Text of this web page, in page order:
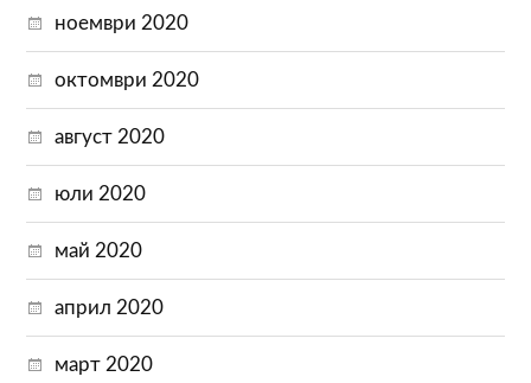
ноември 2020
октомври 2020
август 2020
юли 2020
май 2020
април 2020
март 2020